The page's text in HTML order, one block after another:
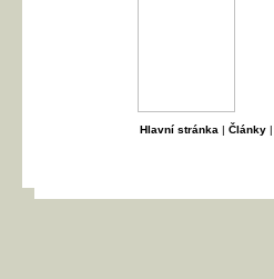
Hlavní stránka | Články|